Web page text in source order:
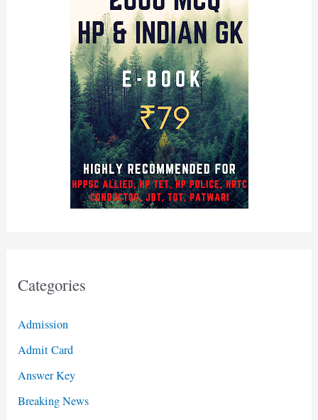
Categories
Admission
Admit Card
Answer Key
Breaking News